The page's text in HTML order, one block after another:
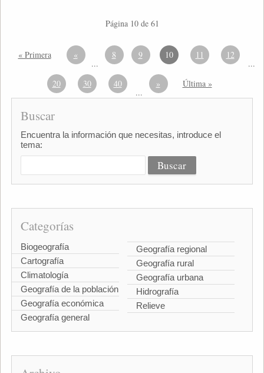
Página 10 de 61
« Primera «
...
8 9 10 11 12
...
20
30 40
...
» Última »
Buscar
Encuentra la información que necesitas, introduce el
tema:
Categorías
Biogeografía
Cartografía
Climatología
Geografía de la población
Geografía económica
Geografía general
Geografía regional
Geografía rural
Geografía urbana
Hidrografía
Relieve